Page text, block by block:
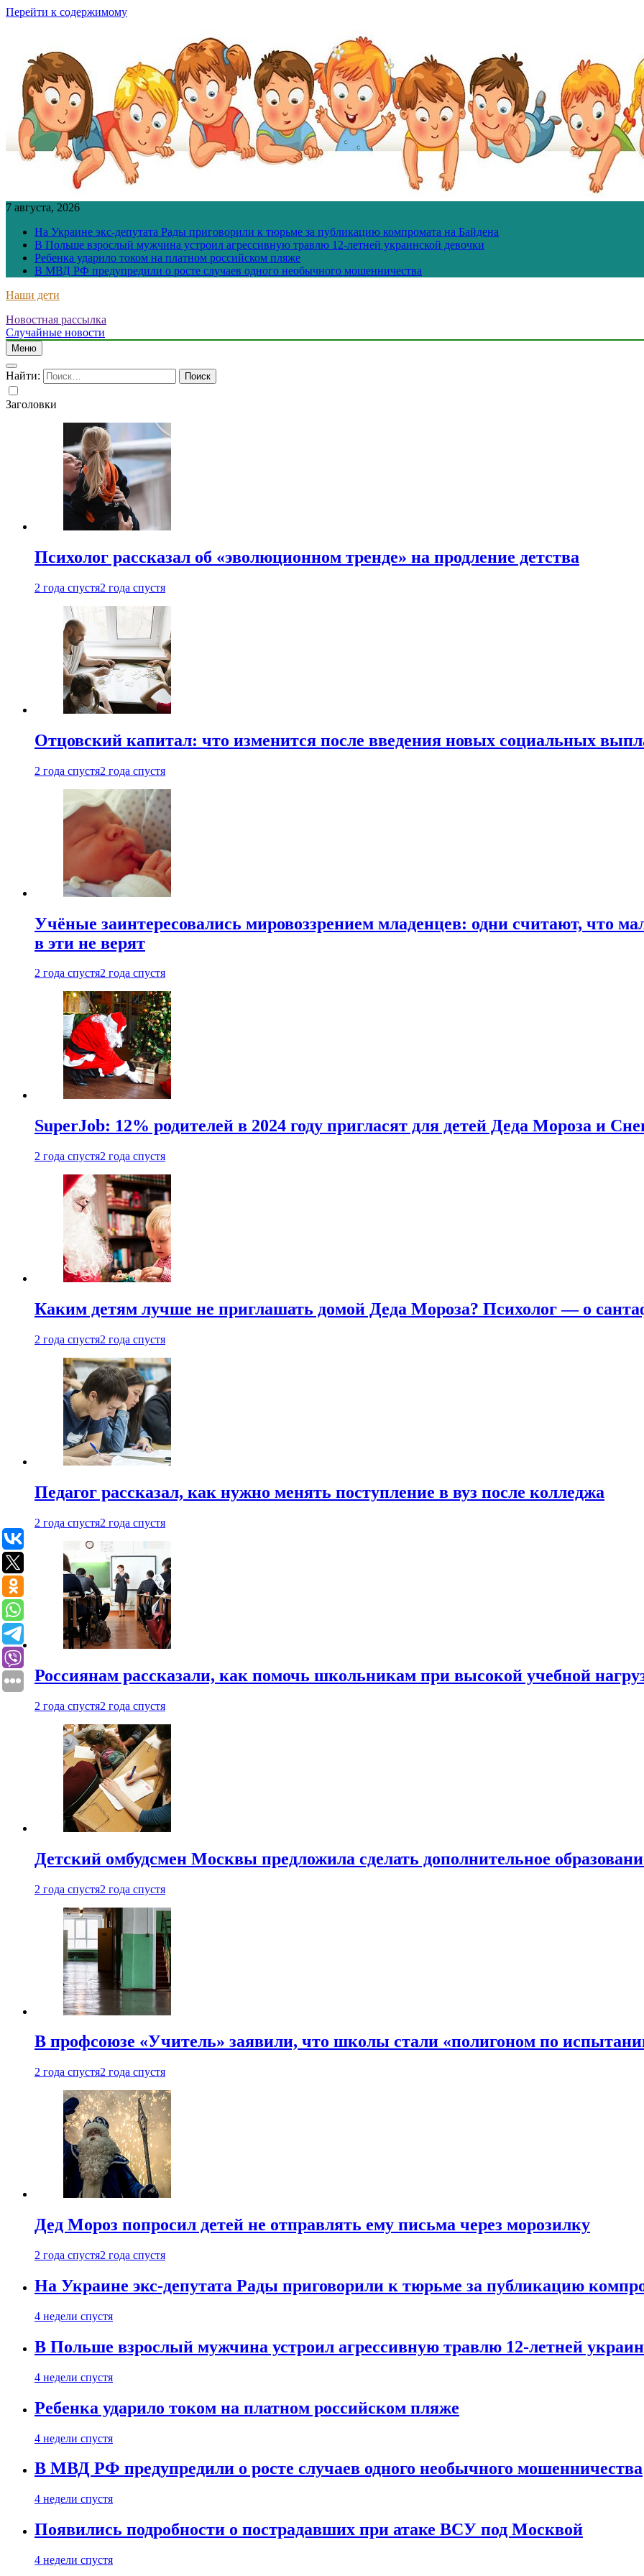
Перейти к содержимому
7 августа, 2026
На Украине экс-депутата Рады приговорили к тюрьме за публикацию компромата на Байдена
В Польше взрослый мужчина устроил агрессивную травлю 12-летней украинской девочки
Ребенка ударило током на платном российском пляже
В МВД РФ предупредили о росте случаев одного необычного мошенничества
Наши дети
Новостная рассылка
Случайные новости
Меню
Найти:
Заголовки
Психолог рассказал об «эволюционном тренде» на продление детства
2 года спустя2 года спустя
Отцовский капитал: что изменится после введения новых социальных
2 года спустя2 года спустя
Учёные заинтересовались мировоззрением младенцев: одни считают, что
в эти не верят
2 года спустя2 года спустя
SuperJob: 12% родителей в 2024 году пригласят для детей Деда Мороза и
2 года спустя2 года спустя
Каким детям лучше не приглашать домой Деда Мороза? Психолог — о
2 года спустя2 года спустя
Педагог рассказал, как нужно менять поступление в вуз после колледжа
2 года спустя2 года спустя
Россиянам рассказали, как помочь школьникам при высокой учебной
2 года спустя2 года спустя
Детский омбудсмен Москвы предложила сделать дополнительное
2 года спустя2 года спустя
В профсоюзе «Учитель» заявили, что школы стали «полигоном по
2 года спустя2 года спустя
Дед Мороз попросил детей не отправлять ему письма через морозилку
2 года спустя2 года спустя
На Украине экс-депутата Рады приговорили к тюрьме за публикацию
4 недели спустя
В Польше взрослый мужчина устроил агрессивную травлю 12-летней
4 недели спустя
Ребенка ударило током на платном российском пляже
4 недели спустя
В МВД РФ предупредили о росте случаев одного необычного мошенничества
4 недели спустя
Появились подробности о пострадавших при атаке ВСУ под Москвой
4 недели спустя